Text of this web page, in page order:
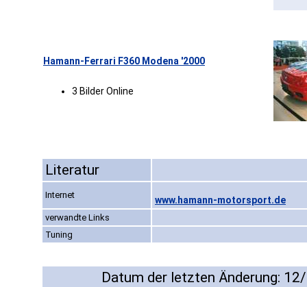
Hamann-Ferrari F360 Modena '2000
3 Bilder Online
Literatur
Internet www.hamann-motorsport.de
verwandte Links
Tuning
Datum der letzten Änderung: